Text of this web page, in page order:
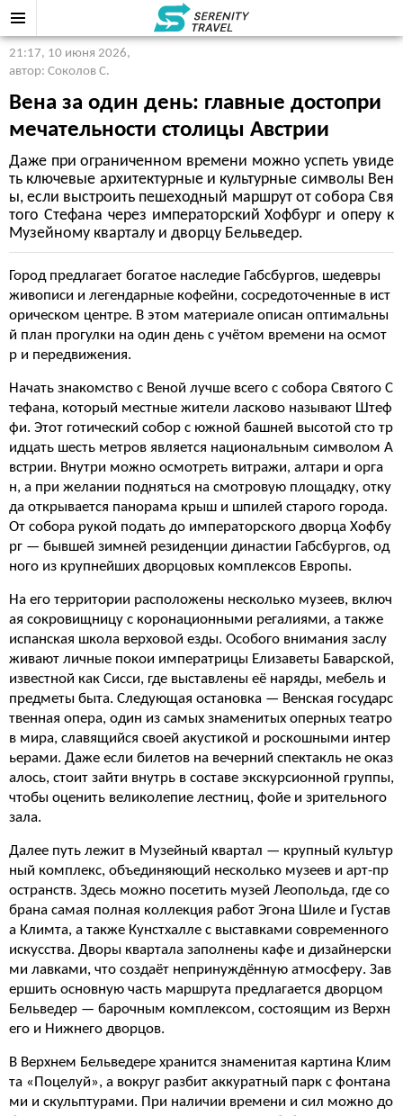
21:17, 10 июня 2026,
автор: Соколов С.
Вена за один день: главные достопри
мечательности столицы Австрии
Даже при ограниченном времени можно успеть увиде
ть ключевые архитектурные и культурные символы Вен
ы, если выстроить пешеходный маршрут от собора Свя
того Стефана через императорский Хофбург и оперу к
Музейному кварталу и дворцу Бельведер.
Город предлагает богатое наследие Габсбургов, шедевры
живописи и легендарные кофейни, сосредоточенные в ист
орическом центре. В этом материале описан оптимальны
й план прогулки на один день с учётом времени на осмот
р и передвижения.
Начать знакомство с Веной лучше всего с собора Святого С
тефана, который местные жители ласково называют Штеф
фи. Этот готический собор с южной башней высотой сто тр
идцать шесть метров является национальным символом А
встрии. Внутри можно осмотреть витражи, алтари и орга
н, а при желании подняться на смотровую площадку, отку
да открывается панорама крыш и шпилей старого города.
От собора рукой подать до императорского дворца Хофбу
рг — бывшей зимней резиденции династии Габсбургов, од
ного из крупнейших дворцовых комплексов Европы.
На его территории расположены несколько музеев, включ
ая сокровищницу с коронационными регалиями, а также
испанская школа верховой езды. Особого внимания заслу
живают личные покои императрицы Елизаветы Баварской,
известной как Сисси, где выставлены её наряды, мебель и
предметы быта. Следующая остановка — Венская государс
твенная опера, один из самых знаменитых оперных театро
в мира, славящийся своей акустикой и роскошными интер
ьерами. Даже если билетов на вечерний спектакль не оказ
алось, стоит зайти внутрь в составе экскурсионной группы,
чтобы оценить великолепие лестниц, фойе и зрительного
зала.
Далее путь лежит в Музейный квартал — крупный культур
ный комплекс, объединяющий несколько музеев и арт-пр
остранств. Здесь можно посетить музей Леопольда, где со
брана самая полная коллекция работ Эгона Шиле и Густав
а Климта, а также Кунстхалле с выставками современного
искусства. Дворы квартала заполнены кафе и дизайнерски
ми лавками, что создаёт непринуждённую атмосферу. Зав
ершить основную часть маршрута предлагается дворцом
Бельведер — барочным комплексом, состоящим из Верхн
его и Нижнего дворцов.
В Верхнем Бельведере хранится знаменитая картина Клим
та «Поцелуй», а вокруг разбит аккуратный парк с фонтана
ми и скульптурами. При наличии времени и сил можно до